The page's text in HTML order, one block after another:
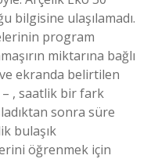
bilgisine ulaşılamadı.
program
miktarına bağlı
ekranda belirtilen
– , saatlik bir fark
sonra süre
bulaşık
öğrenmek için